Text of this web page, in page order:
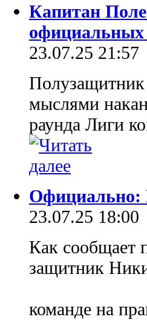
Капитан
официальных
23.07.25 21:57
Полузащитник
мыслями
раунда Лиги
Официально:
23.07.25 18:00
Как сообщает
защитник
команде на